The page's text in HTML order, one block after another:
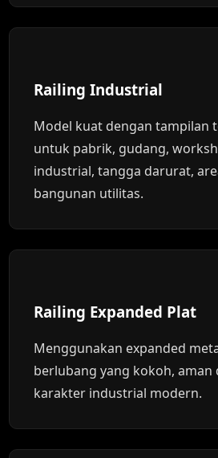
Railing Industrial
Model kuat dengan tampilan
untuk pabrik, gudang,
industrial, tangga darurat,
bangunan utilitas.
Railing Expanded Plat
Menggunakan expanded
berlubang yang kokoh, aman
karakter industrial modern.